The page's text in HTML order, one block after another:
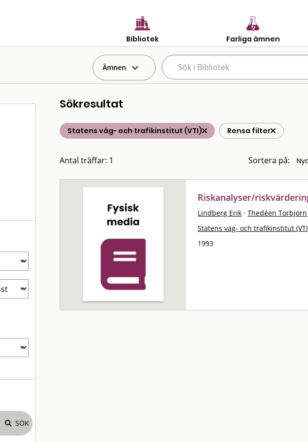
Bibliotek Farliga ämnen
Ämnen
Sökresultat
Statens väg- och trafikinstitut (VTI) Rensa filter
Antal träffar: 1 Sortera på:
Riskanalyser/
Lindberg Erik · Thedéen Torbjörn
Statens väg- och trafikinstitut
1993